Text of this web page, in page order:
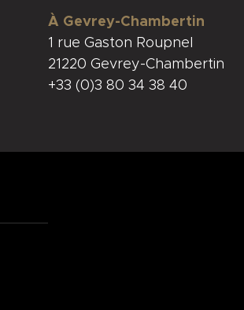
À Gevrey-Chambertin
1 rue Gaston Roupnel
21220 Gevrey-Chambertin
+33 (0)3 80 34 38 40